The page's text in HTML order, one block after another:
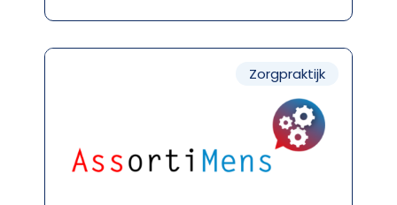
Zorgpraktijk